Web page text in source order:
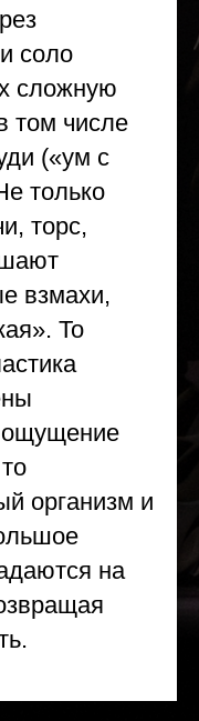
соло
сложную
том числе
(«ум с
только
торс,
взмахи,
То
ощущение
организм и
на